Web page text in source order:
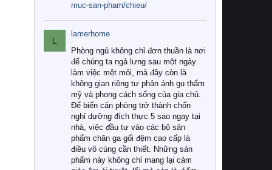
muc-san-pham/chieu/
L
lamerhome
Phòng ngủ không chỉ đơn thuần là nơi
để chúng ta ngả lưng sau một ngày
làm việc mệt mỏi, mà đây còn là
không gian riêng tư phản ánh gu thẩm
mỹ và phong cách sống của gia chủ.
Để biến căn phòng trở thành chốn
nghỉ dưỡng đích thực 5 sao ngay tại
nhà, việc đầu tư vào các bộ sản
phẩm chăn ga gối đệm cao cấp là
điều vô cùng cần thiết. Những sản
phẩm này không chỉ mang lại cảm